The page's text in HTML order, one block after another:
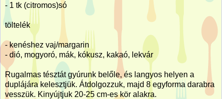
- 1 tk (citromos)só
töltelék
- kenéshez vaj/margarin
- dió, mogyoró, mák, kókusz, kakaó, lekvár
Rugalmas tésztát gyúrunk belőle, és langyos helyen a
duplájára kelesztjük. Átdolgozzuk, majd 8 egyforma darabra
vesszük. Kinyújtjuk 20-25 cm-es kör alakra.